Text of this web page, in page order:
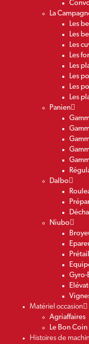
La
Les
Les
Les
Les
Les
Les
Les
Les
Panien
Dalbo
Niubo
Gyro-
Matériel occasion
Agriaffaires
Le Bon Coin
Histoires de